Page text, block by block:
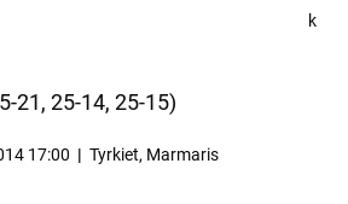
21, 25-14, 25-15)
17:00 | Tyrkiet, Marmaris